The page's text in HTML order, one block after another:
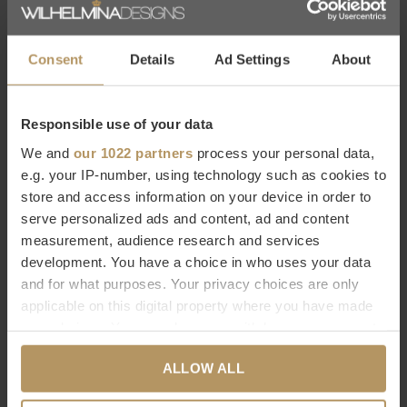
Consent Details Ad Settings About
Responsible use of your data
We and our 1022 partners process your personal data,
e.g. your IP-number, using technology such as cookies to
store and access information on your device in order to
serve personalized ads and content, ad and content
measurement, audience research and services
development. You have a choice in who uses your data
and for what purposes. Your privacy choices are only
applicable on this digital property where you have made
any time from the Cookie Declaration or by clicking on
the Privacy trigger icon.ALLOW ALL
€427,00
NORR11
BEISTELLTISCH GEAR -
€487,00
NORR11
BEISTELLTISCH QUARTZ -
EARTH
€247,00